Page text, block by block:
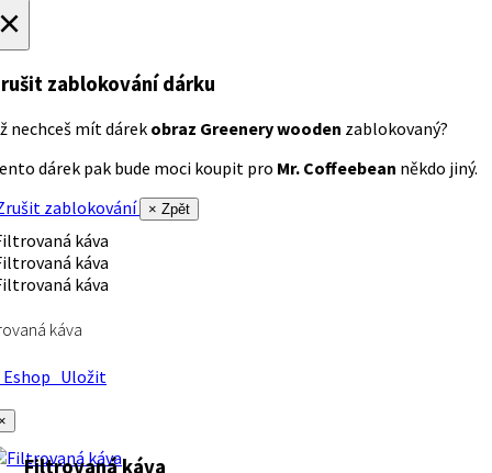
zablokování dárku
nechceš mít dárek obraz Greenery wooden zablokovaný?
dárek pak bude moci koupit pro Mr. Coffeebean někdo jiný.
zablokování
× Zpět
káva
Uložit
Filtrovaná káva